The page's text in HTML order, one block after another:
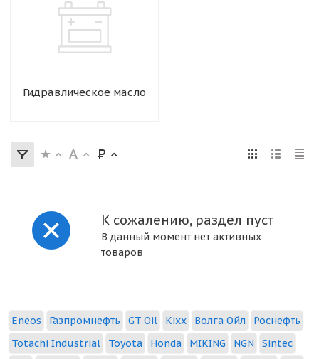
Гидравлическое масло
К сожалению, раздел пуст
В данный момент нет активных
товаров
Eneos Газпромнефть GT Oil Kixx Волга Ойл
Роснефть
Totachi Industrial
Toyota Honda MIKING NGN
Sintec